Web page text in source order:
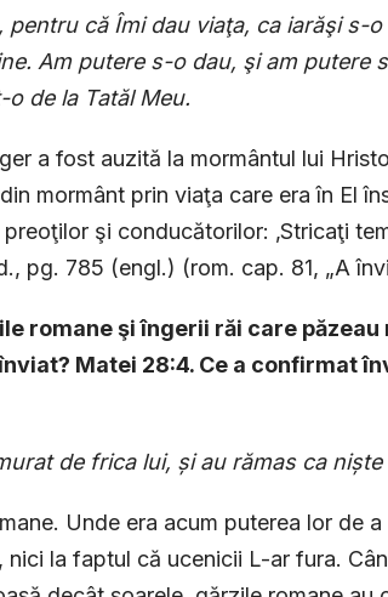
pentru că Îmi dau viaţa, ca iarăşi s-
Am putere s-o dau, şi am putere
de la Tatăl Meu.
a fost auzită la mormântul lui
mormânt prin viaţa care era în El
şi conducătorilor: ‚Stricaţi
pg. 785 (engl.) (rom. cap. 81, „A
romane şi îngerii răi care
Matei 28:4. Ce a confirmat
de frica lui, şi au rămas ca nişte
Unde era acum puterea lor de
la faptul că ucenicii L-ar fura.